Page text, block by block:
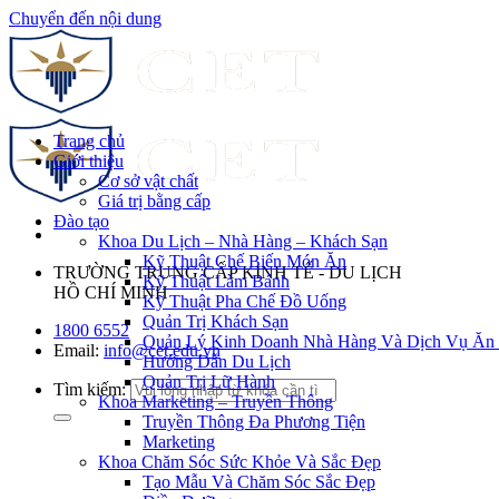
Chuyển đến nội dung
TRƯỜNG TRUNG CẤP KINH TẾ - DU LỊCH
HỒ CHÍ MINH
1800 6552
Email: info@cet.edu.vn
Tìm kiếm:
Trang chủ
Giới thiệu
Cơ sở vật chất
Giá trị bằng cấp
Đào tạo
Khoa Du Lịch – Nhà Hàng – Khách Sạn
Kỹ Thuật Chế Biến Món Ăn
Kỹ Thuật Làm Bánh
Kỹ Thuật Pha Chế Đồ Uống
Quản Trị Khách Sạn
Quản Lý Kinh Doanh Nhà Hàng Và Dịch Vụ Ăn
Hướng Dẫn Du Lịch
Quản Trị Lữ Hành
Khoa Marketing – Truyền Thông
Truyền Thông Đa Phương Tiện
Marketing
Khoa Chăm Sóc Sức Khỏe Và Sắc Đẹp
Tạo Mẫu Và Chăm Sóc Sắc Đẹp